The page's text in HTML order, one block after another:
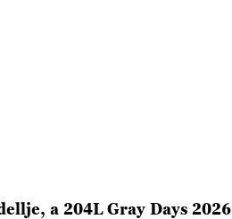
a 204L Gray Days 2026